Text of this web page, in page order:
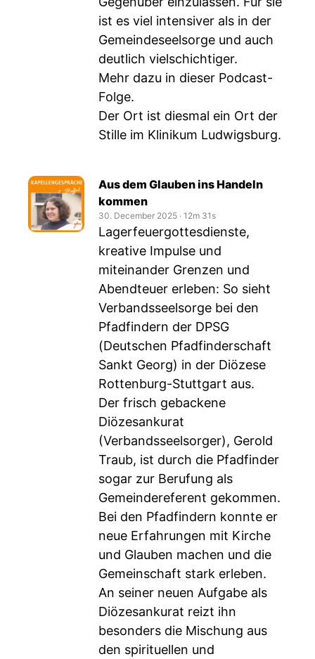
ist es viel intensiver als in der
Gemeindeseelsorge und auch
deutlich vielschichtiger.
Mehr dazu in dieser Podcast-
Folge.
Der Ort ist diesmal ein Ort der
Stille im Klinikum Ludwigsburg.
Aus dem Glauben ins Handeln
kommen
30. December 2025 ‧ 12m 31s
Lagerfeuergottesdienste,
kreative Impulse und
miteinander Grenzen und
Abendteuer erleben: So sieht
Verbandsseelsorge bei den
Pfadfindern der DPSG
(Deutschen Pfadfinderschaft
Sankt Georg) in der Diözese
Rottenburg-Stuttgart aus.
Der frisch gebackene
Diözesankurat
(Verbandsseelsorger), Gerold
Traub, ist durch die Pfadfinder
sogar zur Berufung als
Gemeindereferent gekommen.
Bei den Pfadfindern konnte er
neue Erfahrungen mit Kirche
und Glauben machen und die
Gemeinschaft stark erleben.
An seiner neuen Aufgabe als
Diözesankurat reizt ihn
besonders die Mischung aus
den spirituellen und